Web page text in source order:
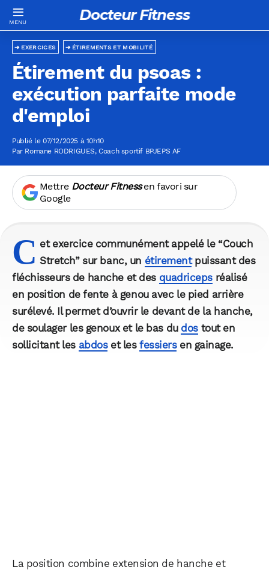
Docteur Fitness
ÉTIREMENTS ET MOBILITÉ
EXERCICES
Étirement du psoas :
exécution parfaite mode
d'emploi
Publié le 07/12/2025 à 10h10
Par Romane RODRIGUES, Coach sportif BPJEPS AF
Mettre Docteur Fitnessen favori sur
Google
C et exercice communément appelé le “Couch
Stretch” sur banc, un étirementpuissant des
fléchisseurs de hanche et des quadricepsréalisé
en position de fente à genou avec le pied arrière
surélevé.​​ Il permet d’ouvrir le devant de la hanche,
de soulager les genoux et le bas du dostout en
sollicitant les abdoset lesfessiersen gainage.​
La position combine extension de hanche et